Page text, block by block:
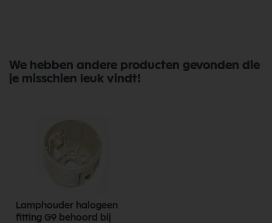
We hebben andere producten gevonden die
je misschien leuk vindt!
Lamphouder halogeen
fitting G9 behoord bij